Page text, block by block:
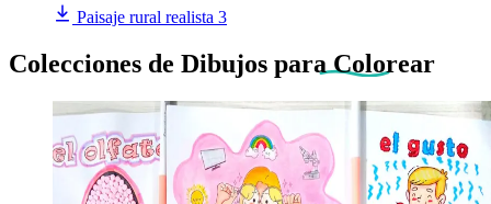
Paisaje rural realista 3
Colecciones de Dibujos para Colorear